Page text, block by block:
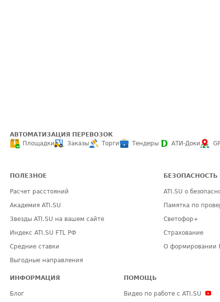
АВТОМАТИЗАЦИЯ ПЕРЕВОЗОК
Площадки
Заказы Торги Тендеры АТИ-Доки
ПОЛЕЗНОЕ
Расчет расстояний
Академия ATI.SU
Звезды ATI.SU на вашем сайте
Индекс ATI.SU FTL РФ
Средние ставки
Выгодные направления
БЕЗОПАСНОСТЬ
ATI.SU о
Памятка по
Светофор+
Страхование
О формировании
ИНФОРМАЦИЯ
Блог
ПОМОЩЬ
Видео по работе с ATI.SU